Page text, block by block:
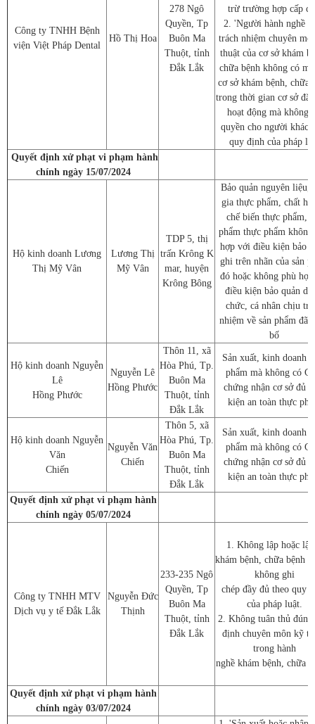
Công ty TNHH Bệnh
viện Việt Pháp Dental
Hồ Thị Hoa
278 Ngô
Quyền, Tp
Buôn Ma
Thuột, tỉnh
Đắk Lắk
trừ trường hợp cấp
2. 'Người hành nghề
trách nhiệm chuyên
thuật của cơ sở khám
chữa bệnh không có
cơ sở khám bệnh, chữa
trong thời gian cơ sở
hoạt động mà không
quyền cho người khác
quy định của pháp
Quyết định xử phạt vi phạm hành
chính ngày 15/07/2024
Hộ kinh doanh Lương
Thị Mỹ Vân
Lương Thị
Mỹ Vân
TDP 5, thị
trấn Krông K
mar, huyện
Krông Bông
Bảo quản nguyên liệu,
gia thực phẩm, chất
chế biến thực phẩm,
phẩm thực phẩm không
hợp với điều kiện bảo
ghi trên nhãn của sản
đó hoặc không phù
điều kiện bảo quản
chức, cá nhân chịu
nhiệm về sản phẩm đã
bố
Hộ kinh doanh Nguyễn
Lê
Hồng Phước
Nguyễn Lê
Hồng Phước
Thôn 11, xã
Hòa Phú, Tp.
Buôn Ma
Thuột, tỉnh
Đắk Lắk
Sản xuất, kinh doanh
phẩm mà không có
chứng nhận cơ sở đủ
kiện an toàn thực
Hộ kinh doanh Nguyễn
Văn
Chiến
Nguyễn Văn
Chiến
Thôn 5, xã
Hòa Phú, Tp.
Buôn Ma
Thuột, tỉnh
Đắk Lắk
Sản xuất, kinh doanh
phẩm mà không có
chứng nhận cơ sở đủ
kiện an toàn thực
Quyết định xử phạt vi phạm hành
chính ngày 05/07/2024
Công ty TNHH MTV
Dịch vụ y tế Đắk Lắk
Nguyễn Đức
Thịnh
233-235 Ngô
Quyền, Tp
Buôn Ma
Thuột, tỉnh
Đắk Lắk
1. Không lập hoặc
khám bệnh, chữa bệnh
không ghi
chép đầy đủ theo quy
của pháp luật.
2. Không tuân thủ
định chuyên môn kỹ
trong hành
nghề khám bệnh, chữa
Quyết định xử phạt vi phạm hành
chính ngày 03/07/2024